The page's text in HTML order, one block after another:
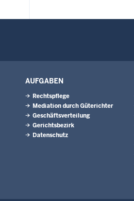
AUFGABEN
Rechtspflege
Mediation durch Güterichter
Geschäftsverteilung
Gerichtsbezirk
Datenschutz